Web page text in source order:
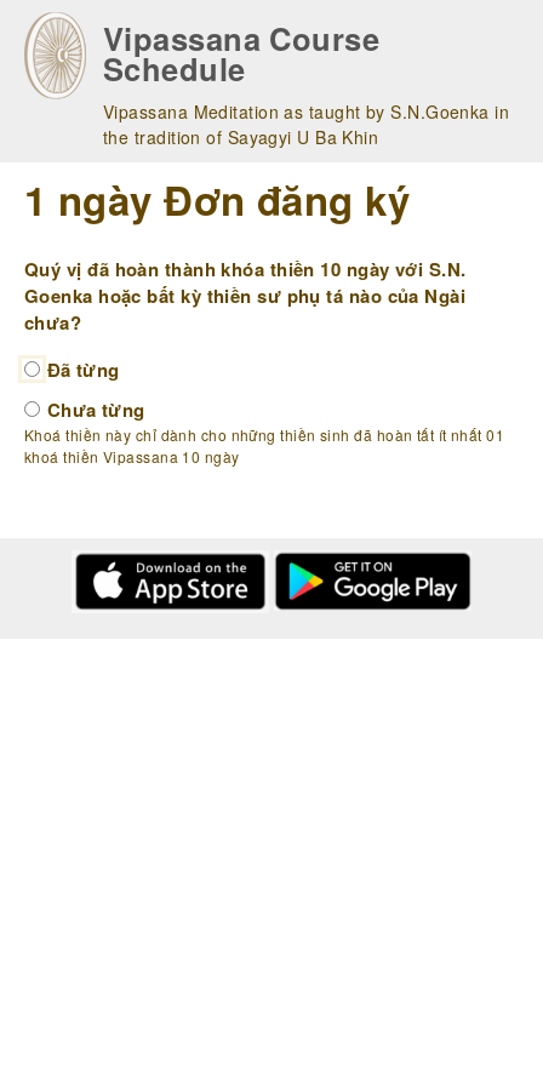
main
navigation
Vipassana Course
Schedule
Vipassana Meditation as taught by S.N.Goenka in
the tradition of Sayagyi U Ba Khin
1 ngày Đơn đăng ký
Quý vị đã hoàn thành khóa thiền 10 ngày với S.N.
Goenka hoặc bất kỳ thiền sư phụ tá nào của Ngài
chưa?
Đã từng
Chưa từng
Khoá thiền này chỉ dành cho những thiền sinh đã hoàn tất ít nhất 01
khoá thiền Vipassana 10 ngày